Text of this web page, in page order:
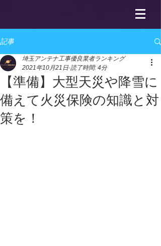
記事
【準備】大型天災や降雪に
備えて火災保険の知識と対
策を！
埼玉アンテナ工事優良業者ランキング
2021年10月21日 読了時間: 4分